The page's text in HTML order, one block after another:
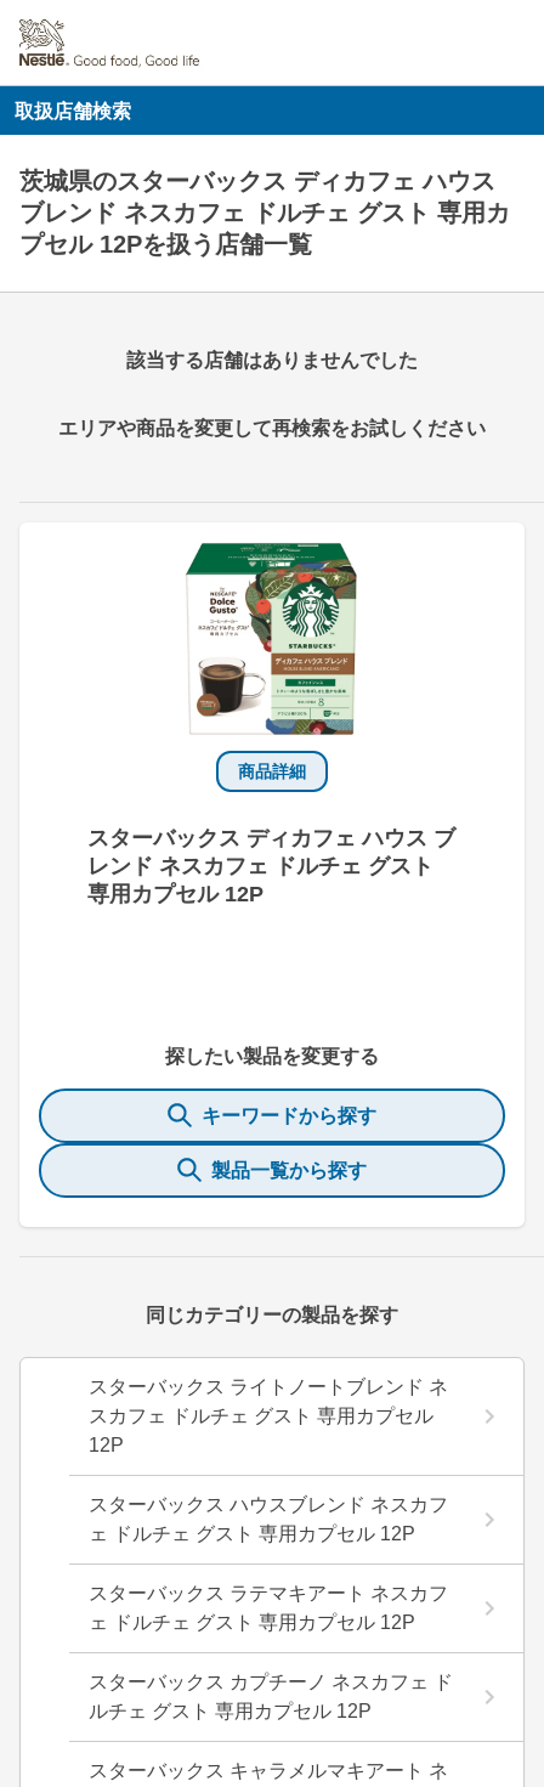
取扱店舗検索
茨城県のスターバックス ディカフェ ハウス
ブレンド ネスカフェ ドルチェ グスト 専用カ
プセル 12Pを扱う店舗一覧
商品詳細
スターバックス ディカフェ ハウス ブ
レンド ネスカフェ ドルチェ グスト
専用カプセル 12P
探したい製品を変更する
キーワードから探す
製品一覧から探す
同じカテゴリーの製品を探す
スターバックス ライトノートブレンド ネ
スカフェ ドルチェ グスト 専用カプセル
12P
スターバックス ハウスブレンド ネスカフ
ェ ドルチェ グスト 専用カプセル 12P
スターバックス ラテマキアート ネスカフ
ェ ドルチェ グスト 専用カプセル 12P
スターバックス カプチーノ ネスカフェ ド
ルチェ グスト 専用カプセル 12P
スターバックス キャラメルマキアート ネ
該当する店舗はありませんでした
エリアや商品を変更して再検索をお試しください